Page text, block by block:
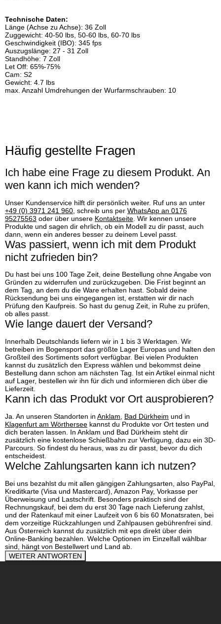
Technische Daten:
Länge (Achse zu Achse): 36 Zoll
Zuggewicht: 40-50 lbs, 50-60 lbs, 60-70 lbs
Geschwindigkeit (IBO): 345 fps
Auszugslänge: 27 - 31 Zoll
Standhöhe: 7 Zoll
Let Off: 65%-75%
Cam: S2
Gewicht: 4.7 lbs
max. Anzahl Umdrehungen der Wurfarmschrauben: 10
Häufig gestellte Fragen
Ich habe eine Frage zu diesem Produkt. An
wen kann ich mich wenden?
Unser Kundenservice hilft dir persönlich weiter. Ruf uns an unter
+49 (0) 3971 241 960, schreib uns per WhatsApp an 0176
95275563 oder über unsere Kontaktseite. Wir kennen unsere
Produkte und sagen dir ehrlich, ob ein Modell zu dir passt, auch
dann, wenn ein anderes besser zu deinem Level passt.
Was passiert, wenn ich mit dem Produkt
nicht zufrieden bin?
Du hast bei uns 100 Tage Zeit, deine Bestellung ohne Angabe von
Gründen zu widerrufen und zurückzugeben. Die Frist beginnt an
dem Tag, an dem du die Ware erhalten hast. Sobald deine
Rücksendung bei uns eingegangen ist, erstatten wir dir nach
Prüfung den Kaufpreis. So hast du genug Zeit, in Ruhe zu prüfen,
ob alles passt.
Wie lange dauert der Versand?
Innerhalb Deutschlands liefern wir in 1 bis 3 Werktagen. Wir
betreiben im Bogensport das größte Lager Europas und halten den
Großteil des Sortiments sofort verfügbar. Bei vielen Produkten
kannst du zusätzlich den Express wählen und bekommst deine
Bestellung dann schon am nächsten Tag. Ist ein Artikel einmal nicht
auf Lager, bestellen wir ihn für dich und informieren dich über die
Lieferzeit.
Kann ich das Produkt vor Ort ausprobieren?
Ja. An unseren Standorten in Anklam, Bad Dürkheim und in
Klagenfurt am Wörthersee kannst du Produkte vor Ort testen und
dich beraten lassen. In Anklam und Bad Dürkheim steht dir
zusätzlich eine kostenlose Schießbahn zur Verfügung, dazu ein 3D-
Parcours. So findest du heraus, was zu dir passt, bevor du dich
entscheidest.
Welche Zahlungsarten kann ich nutzen?
Bei uns bezahlst du mit allen gängigen Zahlungsarten, also PayPal,
Kreditkarte (Visa und Mastercard), Amazon Pay, Vorkasse per
Überweisung und Lastschrift. Besonders praktisch sind der
Rechnungskauf, bei dem du erst 30 Tage nach Lieferung zahlst,
und der Ratenkauf mit einer Laufzeit von 6 bis 60 Monatsraten, bei
dem vorzeitige Rückzahlungen und Zahlpausen gebührenfrei sind.
Aus Österreich kannst du zusätzlich mit eps direkt über dein
Online-Banking bezahlen. Welche Optionen im Einzelfall wählbar
sind, hängt von Bestellwert und Land ab.
WEITER ANTWORTEN